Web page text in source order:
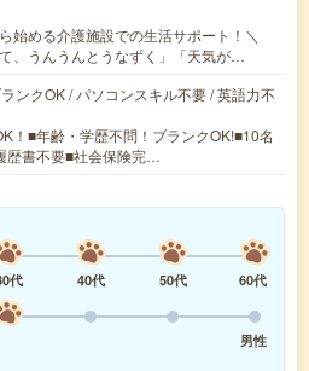
始める介護施設での生活サポート！＼
て、うんうんとうなずく」「天気が…
ンクOK / パソコンスキル不要 / 英語力不
！■年齢・学歴不問！ブランクOK!■10名
歴書不要■社会保険完…
代 40代 50代
60代
男性